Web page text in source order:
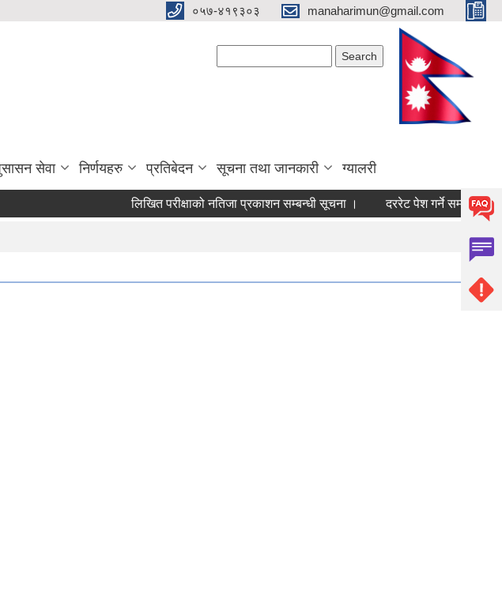
०५७-४१९३०३ manaharimun@gmail.com
सेवा निर्णयहरु प्रतिबेदन सूचना तथा जानकारी ग्यालरी
लिखित परीक्षाको नतिजा प्रकाशन सम्बन्धी सूचना । दररेट पेश गर्ने सम्बन्धमा ।